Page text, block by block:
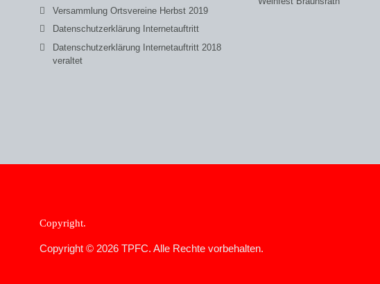
Versammlung Ortsvereine Herbst 2019
Datenschutzerklärung Internetauftritt
Datenschutzerklärung Internetauftritt 2018
veraltet
Copyright
Copyright © 2026 TPFC. Alle Rechte vorbehalten.